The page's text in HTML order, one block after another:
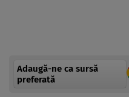
Adaugă-ne ca sursă
preferată